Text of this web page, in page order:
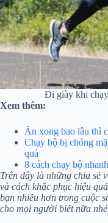
Đi giày khi
Xem thêm:
Ăn xong bao lâu thì
Chạy bộ bị chóng
quả
8 cách chạy bộ
Trên đây là những chia sẻ
và cách khắc phục hiệu
bạn nhiều hơn trong cuộc
cho mọi người biết nữa